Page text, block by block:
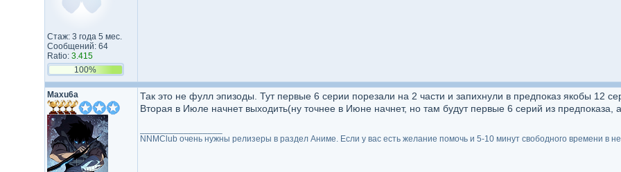
Стаж: 3 года 5 мес.
Сообщений: 64
Ratio: 3.415
100%
Maxu6a
Так это не фулл эпизоды. Тут первые 6 серии порезали на 2 части и запихнули в предпоказ якобы 12
Вторая в Июле начнет выходить(ну точнее в Июне начнет, но там будут первые 6 серий из
NNMClub очень нужны релизеры в раздел Аниме. Если у вас есть желание помочь и 5-10 минут свободного времени в